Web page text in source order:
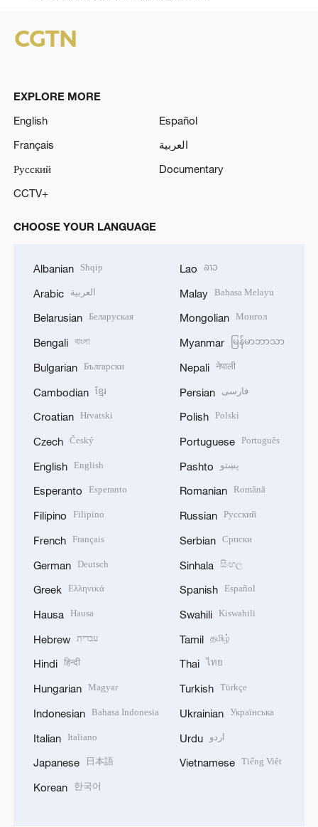
EXPLORE MORE
English
Español
Français
العربية
Русский
Documentary
CCTV+
CHOOSE YOUR LANGUAGE
Albanian Shqip
Arabic العربية
Belarusian Беларуская
Bengali বাংলা
Bulgarian Български
Cambodian ខ្មែរ
Croatian Hrvatski
Czech Český
English English
Esperanto Esperanto
Filipino Filipino
French Français
German Deutsch
Greek Ελληνικά
Hausa Hausa
Hebrew עברית
Hindi हिन्दी
Hungarian Magyar
Indonesian Bahasa Indonesia
Italian Italiano
Japanese 日本語
Korean 한국어
Lao ລາວ
Malay Bahasa Melayu
Mongolian Монгол
Myanmar မြန်မာဘာသာ
Nepali नेपाली
Persian فارسی
Polish Polski
Portuguese Português
Pashto پښتو
Romanian Română
Russian Русский
Serbian Српски
Sinhala සිංහල
Spanish Español
Swahili Kiswahili
Tamil தமிழ்
Thai ไทย
Turkish Türkçe
Ukrainian Українська
Urdu اردو
Vietnamese Tiếng Việt